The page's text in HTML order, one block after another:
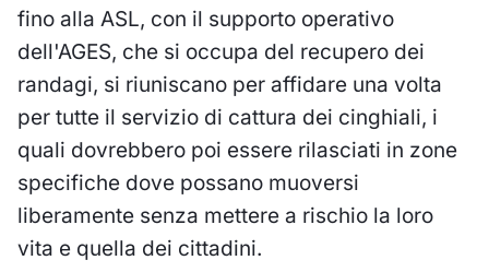
fino alla ASL, con il supporto operativo
dell'AGES, che si occupa del recupero dei
randagi, si riuniscano per affidare una volta
per tutte il servizio di cattura dei cinghiali, i
quali dovrebbero poi essere rilasciati in zone
specifiche dove possano muoversi
liberamente senza mettere a rischio la loro
vita e quella dei cittadini.